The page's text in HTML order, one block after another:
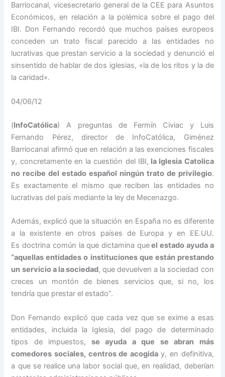
Barriocanal, vicesecretario general de la CEE para Asuntos
Económicos, en relación a la polémica sobre el pago del
IBI. Don Fernando recordó que muchos países europeos
conceden un trato fiscal parecido a las entidades no
lucrativas que prestan servicio a la sociedad y denunció el
sinsentido de hablar de dos iglesias, «la de los ritos y la de
la caridad».
04/06/12
(InfoCatólica) A preguntas de Fermín Civiac y Luis
Fernando Pérez, director de InfoCatólica, Giménez
Barriocanal afirmó que en relación a las exenciones fiscales
y, concretamente en la cuestión del IBI, la Iglesia Catolica
no recibe del estado español ningún trato de privilegio.
Es exactamente el mismo que reciben las entidades no
lucrativas del país mediante la ley de Mecenazgo.
Además, explicó que la situación en España no es diferente
a la existente en otros países de Europa y en EE.UU.
Es doctrina común la que dictamina queel estado ayuda a
“aquellas entidades o instituciones que están prestando
un servicio a la sociedad, que devuelven a la sociedad con
creces un montón de bienes servicios que, si no, los
tendría que prestar el estado”.
Don Fernando explicó que cada vez que se exime a esas
entidades, incluida la Iglesia, del pago de determinado
tipos de impuestos, se ayuda a que se abran más
comedores sociales, centros de acogiday, en definitiva,
a que se realice una labor social que, en realidad, deberían